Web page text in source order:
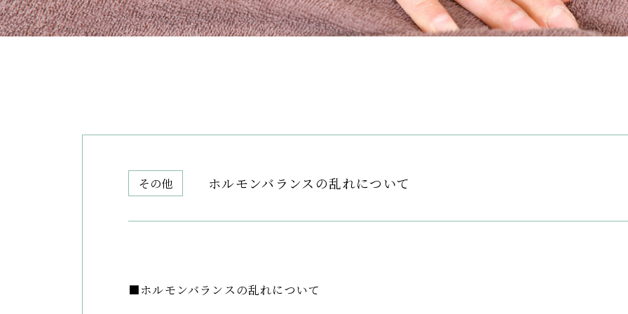
その他 ホルモンバランスの乱れについて
■ホルモンバランスの乱れについて